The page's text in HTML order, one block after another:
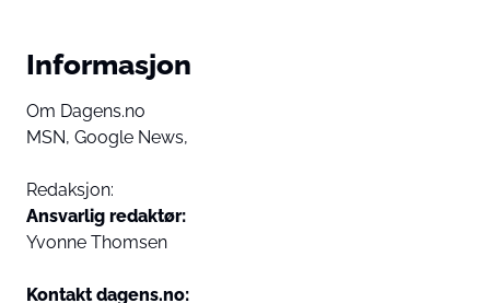
Informasjon
Om Dagens.no
MSN, Google News,
Redaksjon:
Ansvarlig redaktør:
Yvonne Thomsen
Kontakt dagens.no: